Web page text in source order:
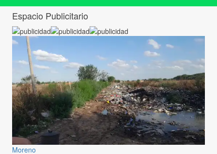
Espacio Publicitario
Moreno